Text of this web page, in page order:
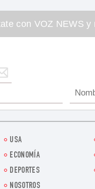
con VOZ NEWS
USA
ECONOMÍA
DEPORTES
NOSOTROS